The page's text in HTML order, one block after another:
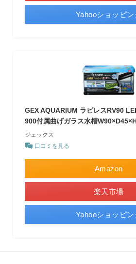
Yahooショッピン
GEX AQUARIUM ラピレスRV90
900付属曲げガラス水槽
ジェックス
口コミを見る
Amazon
楽天市場
Yahooショッピン